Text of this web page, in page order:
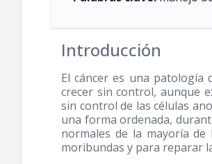
Introducción
El cáncer es una patología
crecer sin control, aunque
sin control de las células
una forma ordenada,
normales de la mayoría
moribundas y para reparar